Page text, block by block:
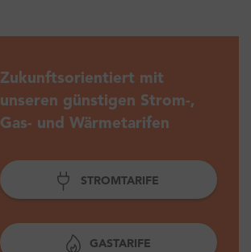
Zukunftsorientiert mit
unseren günstigen Strom-,
Gas- und Wärmetarifen
STROMTARIFE
GASTARIFE